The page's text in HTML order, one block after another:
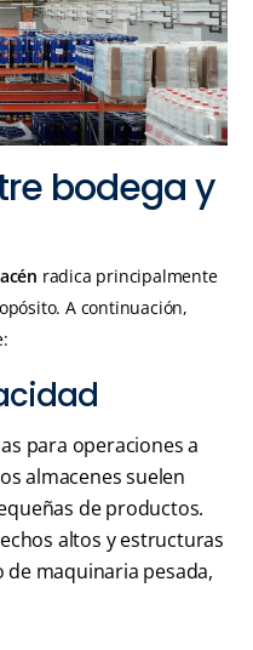
bodega y
radica principalmente
A continuación,
para operaciones a
almacenes suelen
de productos.
altos y estructuras
maquinaria pesada,